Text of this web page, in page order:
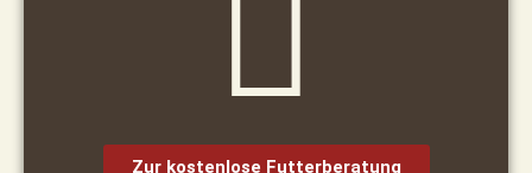
Zur kostenlose Futterberatung​